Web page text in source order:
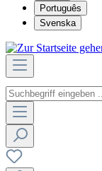
Português
Svenska